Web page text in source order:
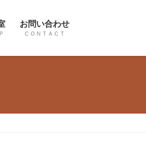
お問い合わせ
ＣＯＮＴＡＣＴ